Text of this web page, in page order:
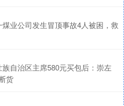
业公司发生冒顶事故4人被困，救
自治区主席580元买包后：崇左
货